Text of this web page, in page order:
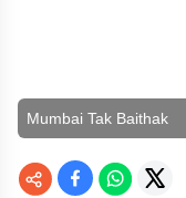
Mumbai Tak Baithak